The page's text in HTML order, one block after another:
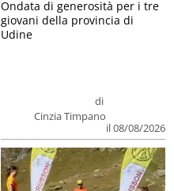
di
Cinzia Timpano
il 08/08/2026
Ondata di generosità per i tre
giovani della provincia di
Udine